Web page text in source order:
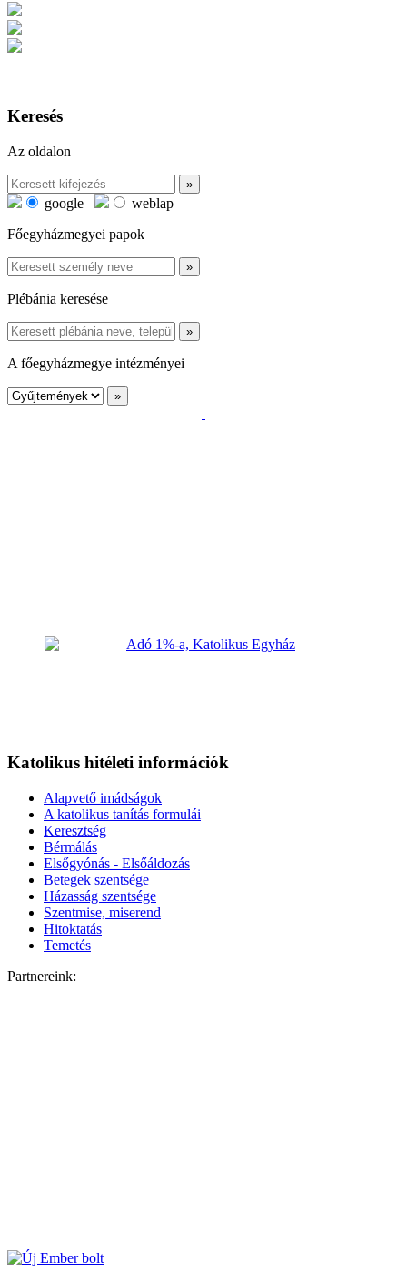
Keresés
Az oldalon
google
weblap
Főegyházmegyei papok
Plébánia keresése
A főegyházmegye intézményei
Katolikus hitéleti információk
Alapvető imádságok
A katolikus tanítás formulái
Keresztség
Bérmálás
Elsőgyónás - Elsőáldozás
Betegek szentsége
Házasság szentsége
Szentmise, miserend
Hitoktatás
Temetés
Partnereink: